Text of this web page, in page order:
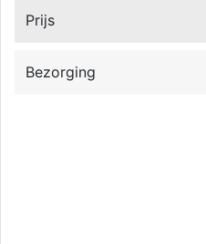
Prijs
Bezorging